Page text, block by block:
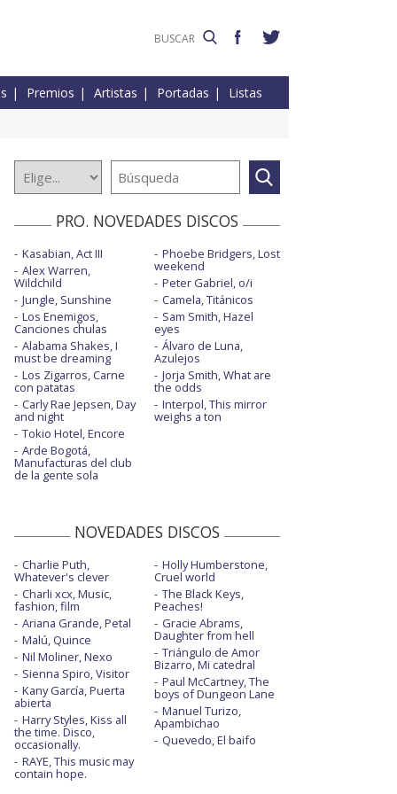
Premios Artistas Portadas Listas
PRO. NOVEDADES DISCOS
Kasabian, Act III
Alex Warren,
Wildchild
Jungle, Sunshine
Los Enemigos,
Canciones chulas
Alabama Shakes, I
must be dreaming
Los Zigarros, Carne
con patatas
Carly Rae Jepsen, Day
and night
Tokio Hotel, Encore
Arde Bogotá,
Manufacturas del club
de la gente sola
Phoebe Bridgers, Lost
weekend
Peter Gabriel, o/i
Camela, Titánicos
Sam Smith, Hazel
eyes
Álvaro de Luna,
Azulejos
Jorja Smith, What are
the odds
Interpol, This mirror
weighs a ton
NOVEDADES DISCOS
Charlie Puth,
Whatever's clever
Charli xcx, Music,
fashion, film
Ariana Grande, Petal
Malú, Quince
Nil Moliner, Nexo
Sienna Spiro, Visitor
Kany García, Puerta
abierta
Harry Styles, Kiss all
the time. Disco,
occasionally.
RAYE, This music may
contain hope.
Holly Humberstone,
Cruel world
The Black Keys,
Peaches!
Gracie Abrams,
Daughter from hell
Triángulo de Amor
Bizarro, Mi catedral
Paul McCartney, The
boys of Dungeon Lane
Manuel Turizo,
Apambichao
Quevedo, El baifo